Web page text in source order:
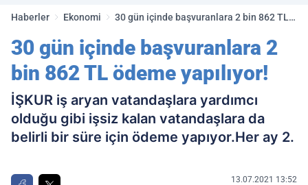
Haberler Ekonomi
30 gün içinde başvuranlara 2 bin 862 TL
30 gün içinde başvuranlara 2
bin 862 TL ödeme yapılıyor!
İŞKUR iş aryan vatandaşlara yardımcı
olduğu gibi işsiz kalan vatandaşlara da
belirli bir süre için ödeme yapıyor.Her ay 2.
13.07.2021 13:52